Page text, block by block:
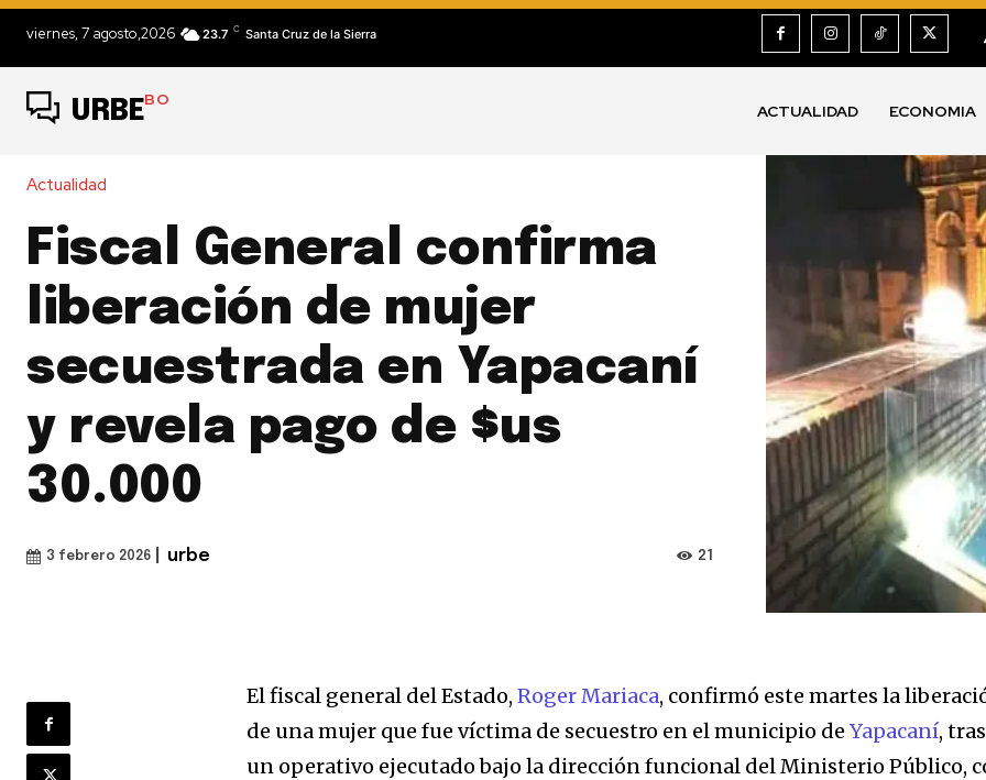
viernes, 7 agosto,2026 23.7 C Santa Cruz de la Sierra
URBEBO
ACTUALIDAD ECONOMIA
Actualidad
Fiscal General confirma
liberación de mujer
secuestrada en Yapacaní
y revela pago de $us
30.000
3 febrero 2026 urbe 21
El fiscal general del Estado,Roger Mariaca, confirmó este martes la
de una mujer que fue víctima de secuestro en el municipio deYapacaní, tras
un operativo ejecutado bajo la dirección funcional del Ministerio Público,